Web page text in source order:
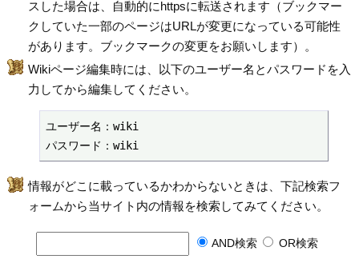
スした場合は、自動的にhttpsに転送されます（ブックマー
クしていた一部のページはURLが変更になっている可能性
があります。ブックマークの変更をお願いします）。
Wikiページ編集時には、以下のユーザー名とパスワードを入
力してから編集してください。
ユーザー名：wiki
パスワード：wiki
情報がどこに載っているかわからないときは、下記検索フ
ォームから当サイト内の情報を検索してみてください。
AND検索 OR検索